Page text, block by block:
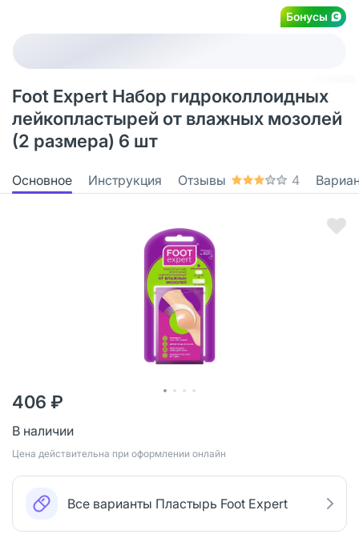
Бонусы
Foot Expert Набор гидроколлоидных
лейкопластырей от влажных мозолей
(2 размера) 6 шт
Основное Инструкция Отзывы 4
406 ₽
В наличии
Цена действительна при оформлении онлайн
Все варианты Пластырь Foot Expert